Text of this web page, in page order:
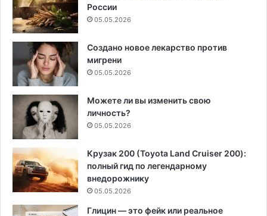
России
05.05.2026
Создано новое лекарство против
мигрени
05.05.2026
Можете ли вы изменить свою
личность?
05.05.2026
Крузак 200 (Toyota Land Cruiser 200):
полный гид по легендарному
внедорожнику
05.05.2026
Глицин — это фейк или реальное